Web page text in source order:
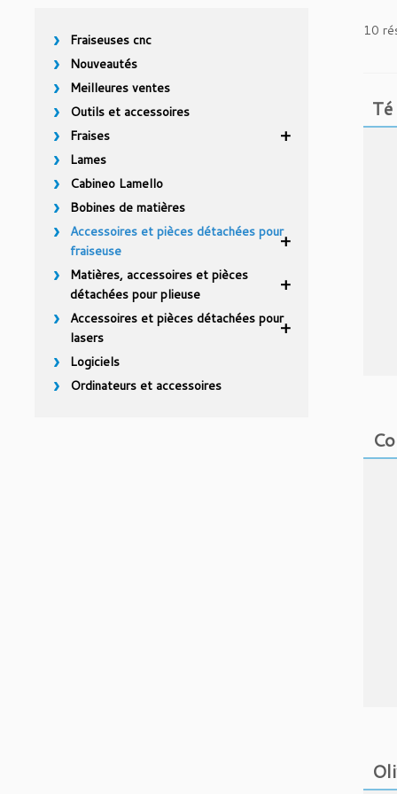
Fraiseuses cnc
Nouveautés
Meilleures ventes
Outils et accessoires
Fraises
Lames
Cabineo Lamello
Bobines de matières
Accessoires et pièces détachées pour
fraiseuse
Matières, accessoires et pièces
détachées pour plieuse
Accessoires et pièces détachées pour
lasers
Logiciels
Ordinateurs et accessoires
10